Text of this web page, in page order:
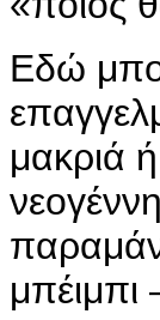
Εδώ
μακριά
μπέιμπι